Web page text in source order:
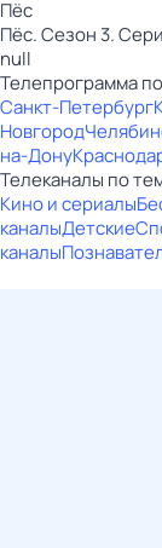
Пёс
Пёс. Сезон 3.
null
Телепрограмма
Санкт-Петербург
Новгород
на-Дону
Телеканалы по
Кино и сериалы
каналыДетские
каналы